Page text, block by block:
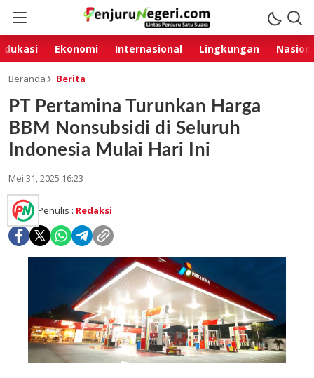
Ekonomi Internasional Lingkungan
Beranda Berita
PT Pertamina Turunkan Harga
BBM Nonsubsidi di Seluruh
Indonesia Mulai Hari Ini
Mei 31, 2025 16:23
Penulis : Redaksi